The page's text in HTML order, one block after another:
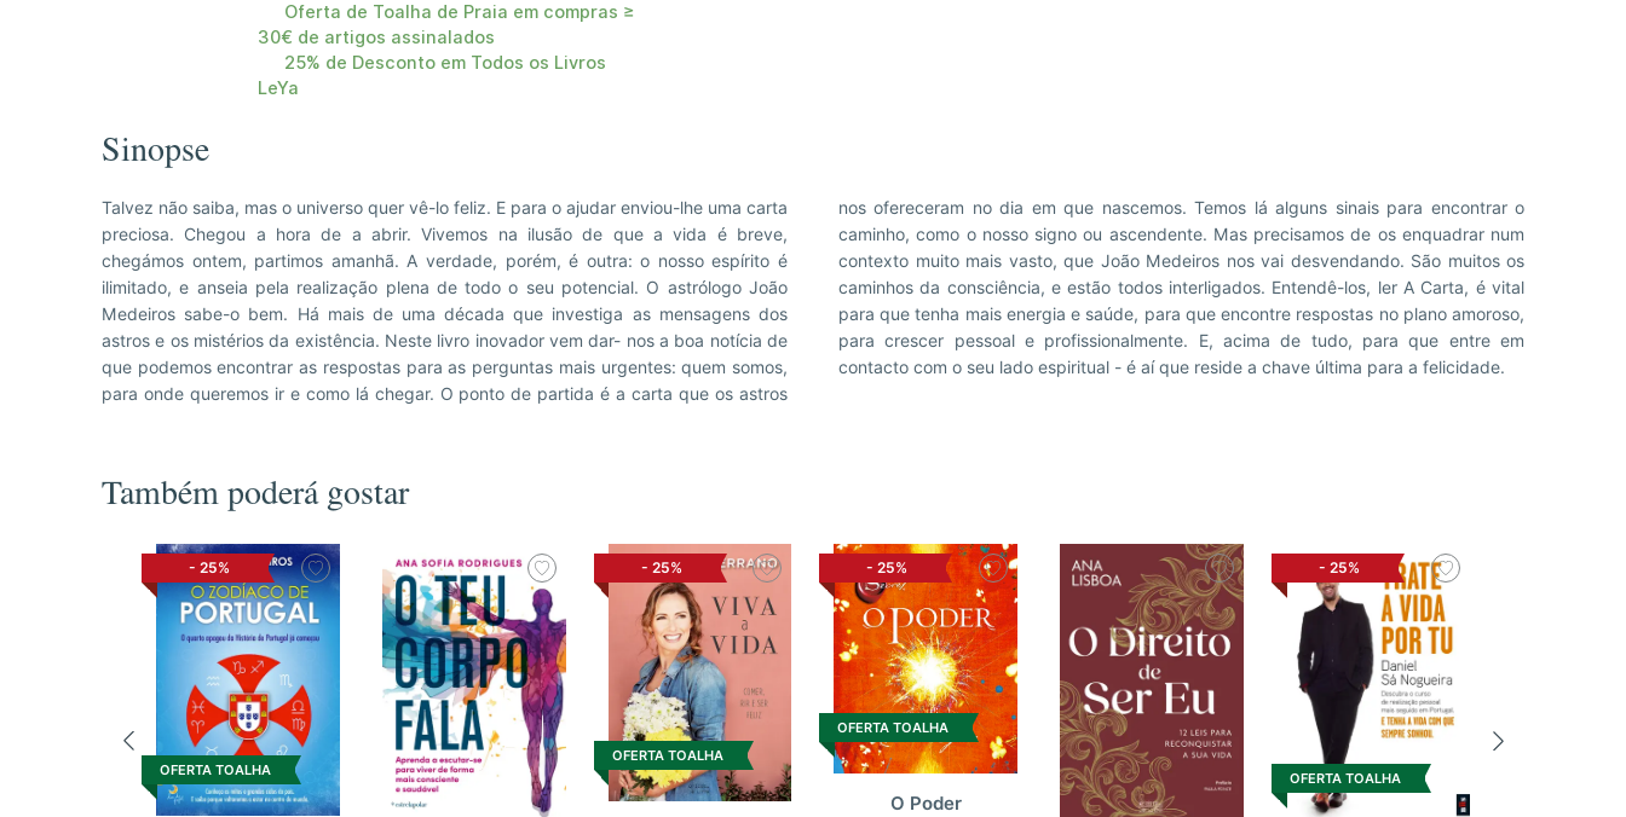
Oferta de Toalha de Praia em compras ≥
30€ de artigos assinalados
25% de Desconto em Todos os Livros
LeYa
Sinopse
Talvez não saiba, mas o universo quer vê-lo feliz. E para o ajudar enviou-lhe uma carta
preciosa. Chegou a hora de a abrir. Vivemos na ilusão de que a vida é breve,
chegámos ontem, partimos amanhã. A verdade, porém, é outra: o nosso espírito é
ilimitado, e anseia pela realização plena de todo o seu potencial. O astrólogo João
Medeiros sabe-o bem. Há mais de uma década que investiga as mensagens dos
astros e os mistérios da existência. Neste livro inovador vem dar- nos a boa notícia de
que podemos encontrar as respostas para as perguntas mais urgentes: quem somos,
para onde queremos ir e como lá chegar. O ponto de partida é a carta que os astros
nos ofereceram no dia em que nascemos. Temos lá alguns sinais para encontrar o
caminho, como o nosso signo ou ascendente. Mas precisamos de os enquadrar num
contexto muito mais vasto, que João Medeiros nos vai desvendando. São muitos os
caminhos da consciência, e estão todos interligados. Entendê-los, ler A Carta, é vital
para que tenha mais energia e saúde, para que encontre respostas no plano amoroso,
para crescer pessoal e profissionalmente. E, acima de tudo, para que entre em
contacto com o seu lado espiritual - é aí que reside a chave última para a felicidade.
Também poderá gostar
- 25%
OFERTA TOALHA
- 25%
OFERTA TOALHA
- 25%
OFERTA TOALHA
O Poder
- 25%
OFERTA TOALHA